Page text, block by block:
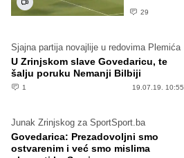
29
Sjajna partija novajlije u redovima Plemića
U Zrinjskom slave Govedaricu, te
šalju poruku Nemanji Bilbiji
1 19.07.19. 10:55
Junak Zrinjskog za SportSport.ba
Govedarica: Prezadovoljni smo
ostvarenim i već smo mislima